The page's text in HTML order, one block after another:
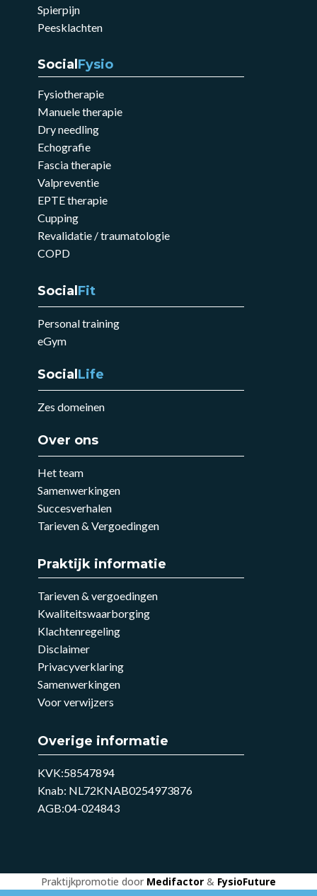
Spierpijn
Peesklachten
Social Fysio
Fysiotherapie
Manuele therapie
Dry needling
Echografie
Fascia therapie
Valpreventie
EPTE therapie
Cupping
Revalidatie / traumatologie
COPD
Social Fit
Personal training
eGym
Social Life
Zes domeinen
Over ons
Het team
Samenwerkingen
Succesverhalen
Tarieven & Vergoedingen
Praktijk informatie
Tarieven & vergoedingen
Kwaliteitswaarborging
Klachtenregeling
Disclaimer
Privacyverklaring
Samenwerkingen
Voor verwijzers
Overige informatie
KVK:58547894
Knab: NL72KNAB0254973876
AGB:04-024843
Praktijkpromotie door Medifactor & FysioFuture